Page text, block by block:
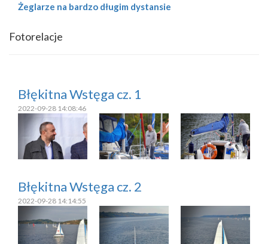
Żeglarze na bardzo długim dystansie
Fotorelacje
Błękitna Wstęga cz. 1
2022-09-28 14:08:46
Błękitna Wstęga cz. 2
2022-09-28 14:14:55